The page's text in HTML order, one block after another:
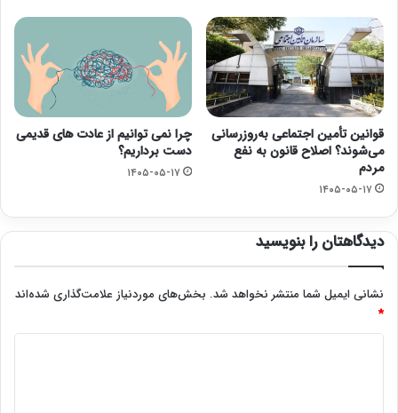
قوانین تأمین اجتماعی به‌روزرسانی
می‌شوند؟ اصلاح قانون به نفع
مردم
۱۴۰۵-۰۵-۱۷
چرا نمی توانیم از عادت های قدیمی
دست برداریم؟
۱۴۰۵-۰۵-۱۷
دیدگاهتان را بنویسید
نشانی ایمیل شما منتشر نخواهد شد. بخش‌های موردنیاز علامت‌گذاری شده‌اند
*